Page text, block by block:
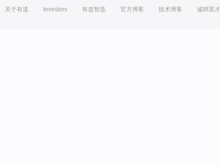
关于有道 Investors 有道智选 官方博客 技术博客 诚聘英才